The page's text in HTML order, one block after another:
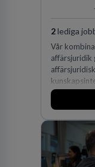
2lediga
Vår
affärsjuridik
expertis
skydda,
företagets